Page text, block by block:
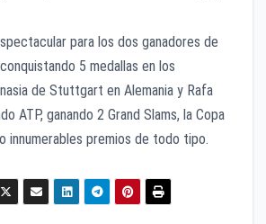
para los dos ganadores de
conquistando 5 medallas en los
de Stuttgart en Alemania y Rafa
ATP, ganando 2 Grand Slams, la Copa
innumerables premios de todo tipo.